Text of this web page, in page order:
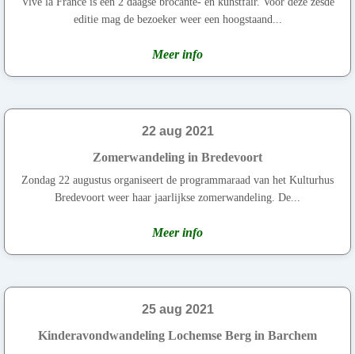
editie mag de bezoeker weer een hoogstaand...
Meer info
22 aug 2021
Zomerwandeling in Bredevoort
Zondag 22 augustus organiseert de programmaraad van het Kulturhus
Bredevoort weer haar jaarlijkse zomerwandeling. De...
Meer info
25 aug 2021
Kinderavondwandeling Lochemse Berg in Barchem